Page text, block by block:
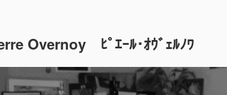
Overnoy ﾋﾟｴｰﾙ･ｵｳﾞｪﾙﾉﾜ